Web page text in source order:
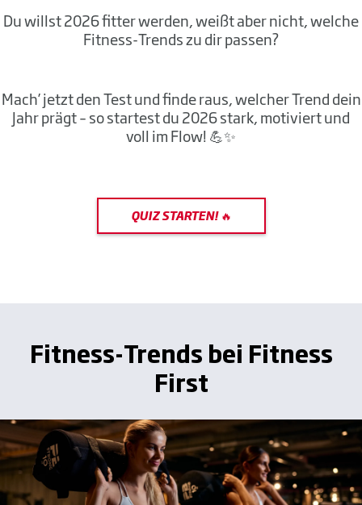
Fitness-Trends bei Fitness
First